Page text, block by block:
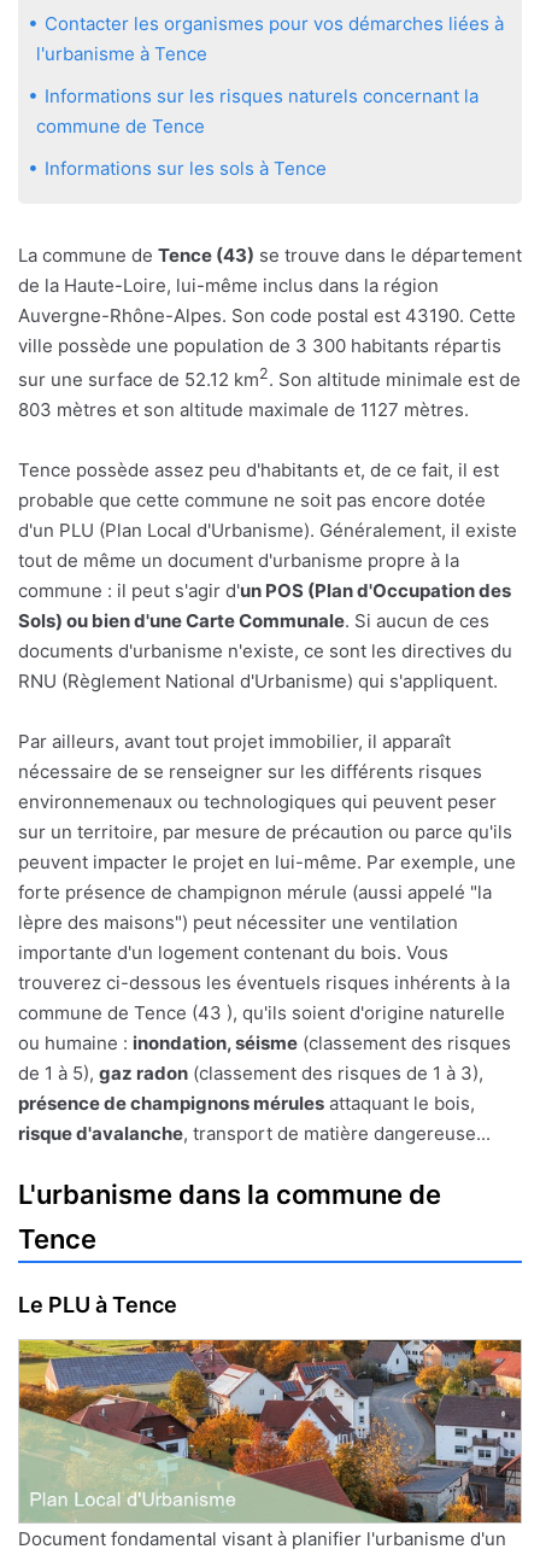
Contacter les organismes pour vos démarches liées à
l'urbanisme à Tence
Informations sur les risques naturels concernant la
commune de Tence
Informations sur les sols à Tence
La commune de Tence (43) se trouve dans le département
de la Haute-Loire, lui-même inclus dans la région
Auvergne-Rhône-Alpes. Son code postal est 43190. Cette
ville possède une population de 3 300 habitants répartis
sur une surface de 52.12 km2. Son altitude minimale est de
803 mètres et son altitude maximale de 1127 mètres.
Tence possède assez peu d'habitants et, de ce fait, il est
probable que cette commune ne soit pas encore dotée
d'un PLU (Plan Local d'Urbanisme). Généralement, il existe
tout de même un document d'urbanisme propre à la
commune : il peut s'agir d'un POS (Plan d'Occupation des
Sols) ou bien d'une Carte Communale. Si aucun de ces
documents d'urbanisme n'existe, ce sont les directives du
RNU (Règlement National d'Urbanisme) qui s'appliquent.
Par ailleurs, avant tout projet immobilier, il apparaît
nécessaire de se renseigner sur les différents risques
environnemenaux ou technologiques qui peuvent peser
sur un territoire, par mesure de précaution ou parce qu'ils
peuvent impacter le projet en lui-même. Par exemple, une
forte présence de champignon mérule (aussi appelé "la
lèpre des maisons") peut nécessiter une ventilation
importante d'un logement contenant du bois. Vous
trouverez ci-dessous les éventuels risques inhérents à la
commune de Tence (43 ), qu'ils soient d'origine naturelle
ou humaine : inondation, séisme (classement des risques
de 1 à 5), gaz radon (classement des risques de 1 à 3),
présence de champignons mérules attaquant le bois,
risque d'avalanche, transport de matière dangereuse...
L'urbanisme dans la commune de
Tence
Le PLU à Tence
Document fondamental visant à planifier l'urbanisme d'un